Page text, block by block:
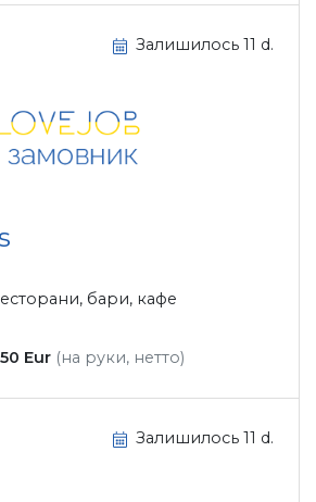
Залишилось 11 d.
бари, кафе
Eur (на руки, нетто)
Залишилось 11 d.